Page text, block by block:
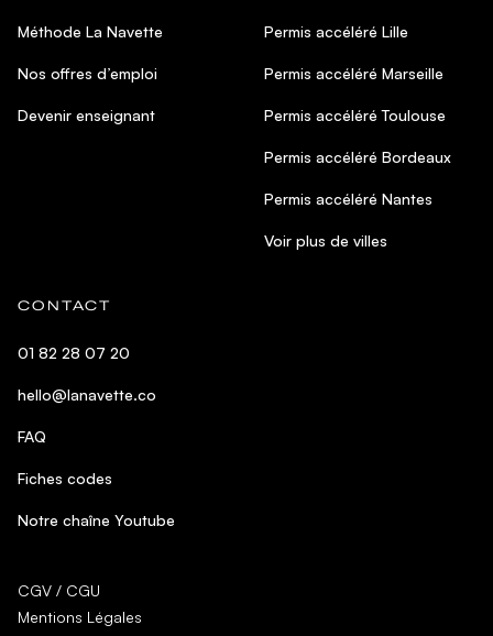
Méthode La Navette
Nos offres d’emploi
Devenir enseignant
Permis accéléré Lille
Permis accéléré Marseille
Permis accéléré Toulouse
Permis accéléré Bordeaux
Permis accéléré Nantes
Voir plus de villes
CONTACT
01 82 28 07 20
hello@lanavette.co
FAQ
Fiches codes
Notre chaîne Youtube
CGV / CGU
Mentions Légales